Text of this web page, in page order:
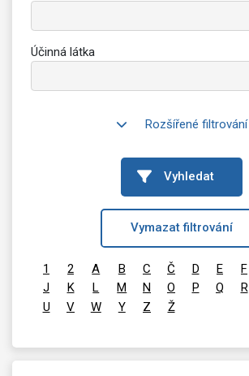
Účinná látka
Rozšířené filtrování
Vyhledat
Vymazat filtrování
1 2 A B C Č D E F
J
K L M N O P Q R
U
V W Y Z Ž